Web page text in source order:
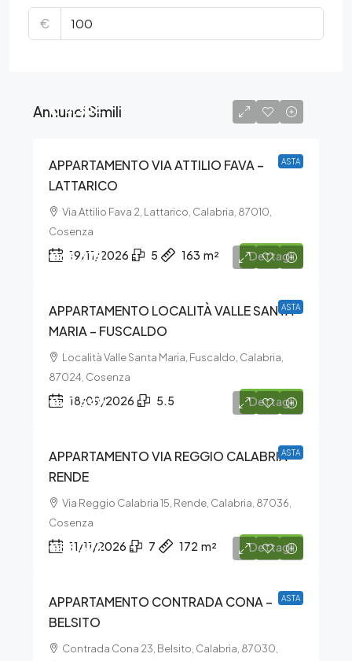
€
Annunci Simili
ASTA
€14.394
APPARTAMENTO VIA ATTILIO FAVA –
LATTARICO
Via Attilio Fava 2, Lattarico, Calabria, 87010,
Cosenza
19/11/2026 5 163 m² Dettagli
ASTA
€63.375
APPARTAMENTO LOCALITÀ VALLE SANTA
MARIA – FUSCALDO
Località Valle Santa Maria, Fuscaldo, Calabria,
87024, Cosenza
18/09/2026 5.5 Dettagli
ASTA
€70.549
APPARTAMENTO VIA REGGIO CALABRIA –
RENDE
Via Reggio Calabria 15, Rende, Calabria, 87036,
Cosenza
11/11/2026 7 172 m² Dettagli
ASTA
€56.376
APPARTAMENTO CONTRADA CONA –
BELSITO
Contrada Cona 23, Belsito, Calabria, 87030,